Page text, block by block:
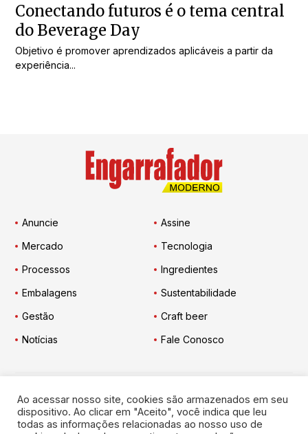
Conectando futuros é o tema central
do Beverage Day
Objetivo é promover aprendizados aplicáveis a partir da
experiência...
Anuncie
Assine
Mercado
Tecnologia
Processos
Ingredientes
Embalagens
Sustentabilidade
Gestão
Craft beer
Notícias
Fale Conosco
Engarrafador Moderno nas Redes:
Ao acessar nosso site, cookies são armazenados em seu
dispositivo. Ao clicar em "Aceito", você indica que leu
todas as informações relacionadas ao nosso uso de